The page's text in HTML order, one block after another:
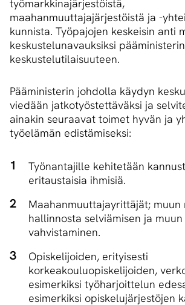
työmarkkinajärjestöistä,
maahanmuuttajajärjestöistä ja -
kunnista. Työpajojen keskeisin anti
keskustelunavauksiksi pääministerin
keskustelutilaisuuteen.
Pääministerin johdolla käydyn
viedään jatkotyöstettäväksi ja
ainakin seuraavat toimet hyvän ja
työelämän edistämiseksi:
Työnantajille kehitetään
eritaustaisia ihmisiä.
Maahanmuuttajayrittäjät; muun
hallinnosta selviämisen ja
vahvistaminen.
Opiskelijoiden, erityisesti
korkeakouluopiskelijoiden,
esimerkiksi työharjoittelun
esimerkiksi opiskelujärjestöjen